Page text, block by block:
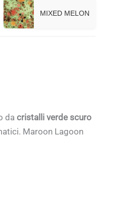
MIXED MELON
dacristalli verde scuro
Maroon Lagoon